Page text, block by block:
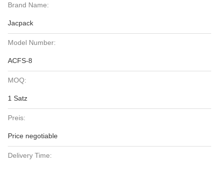
Brand Name:
Jacpack
Model Number:
ACFS-8
MOQ:
1 Satz
Preis:
Price negotiable
Delivery Time: